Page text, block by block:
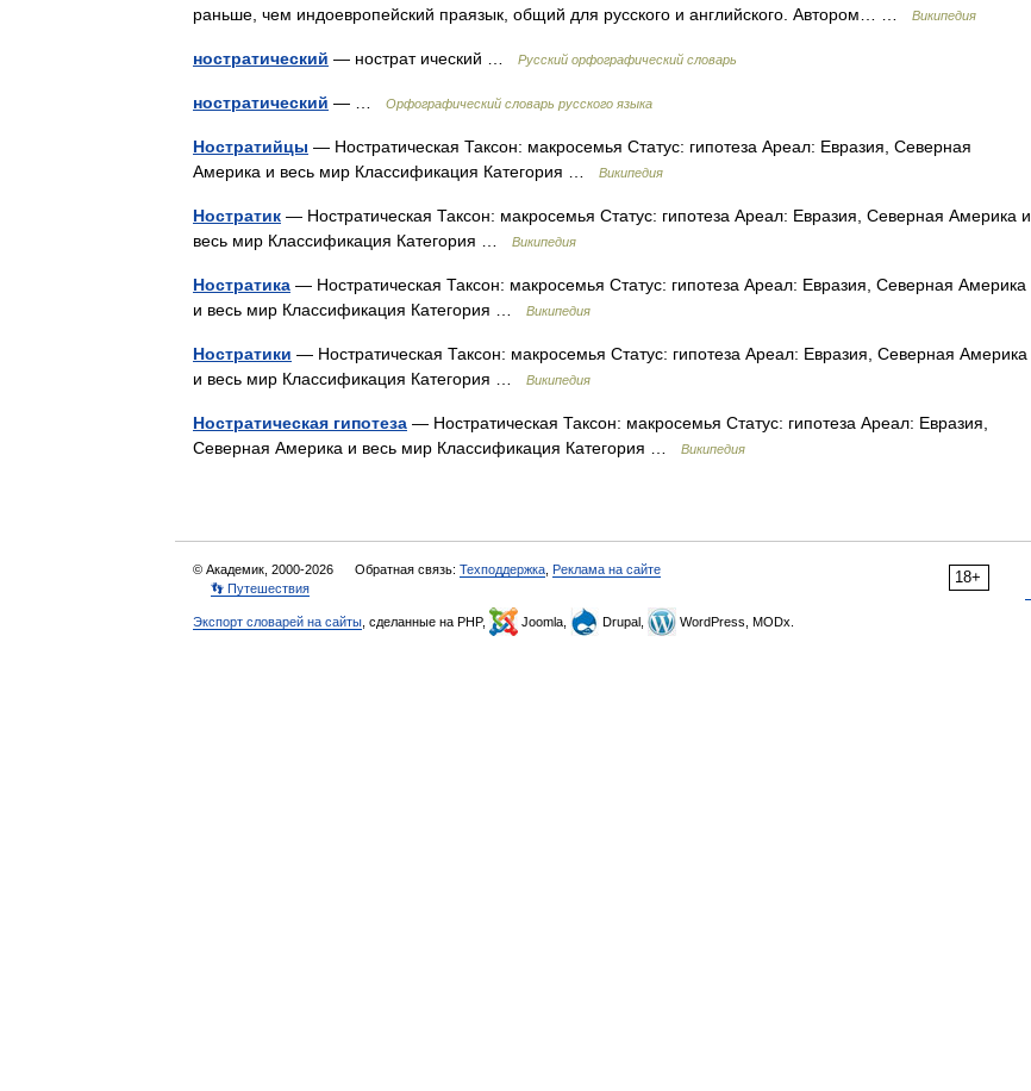
раньше, чем индоевропейский праязык, общий для русского и английского. Автором… …
Википедия
ностратический — нострат ический … Русский орфографический словарь
ностратический — … Орфографический словарь русского языка
Ностратийцы — Ностратическая Таксон: макросемья Статус: гипотеза Ареал: Евразия, Северная
Америка и весь мир Классификация Категория …
Википедия
Ностратик — Ностратическая Таксон: макросемья Статус: гипотеза Ареал: Евразия, Северная Америка и
весь мир Классификация Категория …
Википедия
Ностратика — Ностратическая Таксон: макросемья Статус: гипотеза Ареал: Евразия, Северная Америка
и весь мир Классификация Категория …
Википедия
Ностратики — Ностратическая Таксон: макросемья Статус: гипотеза Ареал: Евразия, Северная Америка
и весь мир Классификация Категория …
Википедия
Ностратическая гипотеза — Ностратическая Таксон: макросемья Статус: гипотеза Ареал: Евразия,
Северная Америка и весь мир Классификация Категория …
Википедия
18+
© Академик, 2000-2026 Обратная связь: Техподдержка Реклама на сайте
👣 Путешествия
Экспорт словарей на сайты , сделанные на PHP, Joomla, Drupal, WordPress, MODx.